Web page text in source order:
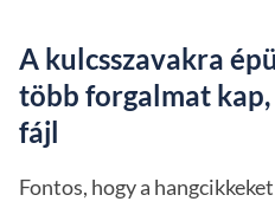
A kulcsszavakra
több forgalmat kap,
fájl
Fontos, hogy a